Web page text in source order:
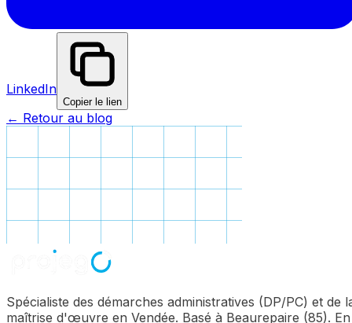
LinkedIn
Copier le lien
← Retour au blog
Spécialiste des démarches administratives (DP/PC) et de
maîtrise d'œuvre en Vendée. Basé à Beaurepaire (85). En